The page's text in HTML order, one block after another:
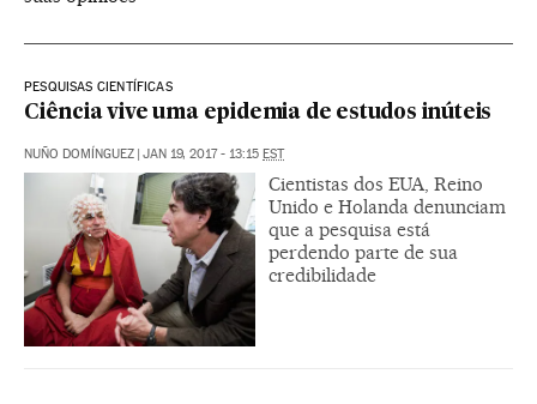
PESQUISAS CIENTÍFICAS
Ciência vive uma epidemia de estudos inúteis
NUÑO DOMÍNGUEZ JAN 19, 2017 - 13:15 EST
Cientistas dos EUA, Reino
Unido e Holanda denunciam
que a pesquisa está
perdendo parte de sua
credibilidade